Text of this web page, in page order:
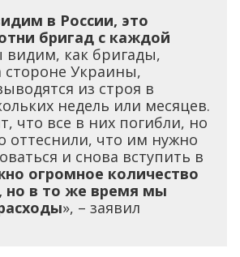
в России, это
бригад с каждой
как бригады,
Украины,
из строя в
недель или месяцев.
что все в них погибли, но
оттеснили, что им нужно
и снова вступить в
огромное количество
но в то же время мы
», – заявил